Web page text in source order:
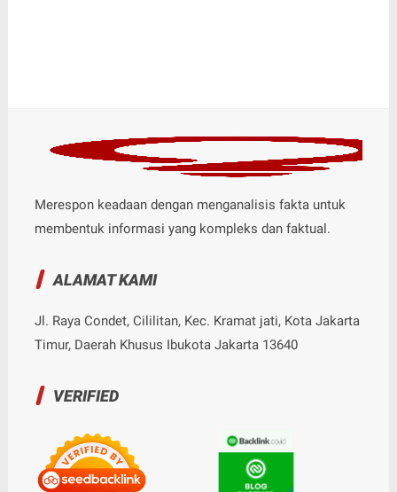
Merespon keadaan dengan menganalisis fakta untuk
membentuk informasi yang kompleks dan faktual.
ALAMAT KAMI
Jl. Raya Condet, Cililitan, Kec. Kramat jati, Kota Jakarta
Timur, Daerah Khusus Ibukota Jakarta 13640
VERIFIED